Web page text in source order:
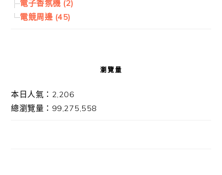
電子香氛機 (2)
電競周邊 (45)
瀏覽量
本日人氣：2,206
總瀏覽量：99,275,558